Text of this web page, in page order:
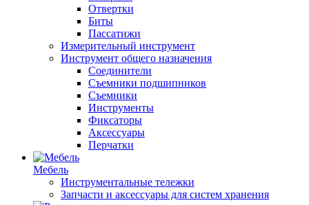
Отвертки
Биты
Пассатижи
Измерительный инструмент
Инструмент общего назначения
Соединители
Съемники подшипников
Съемники
Инструменты
Фиксаторы
Аксессуары
Перчатки
Мебель
Инструментальные тележки
Запчасти и аксессуары для систем хранения